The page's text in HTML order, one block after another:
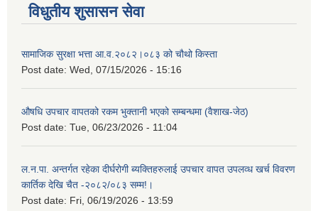
विधुतीय शुसासन सेवा
सामाजिक सुरक्षा भत्ता आ.व.२०८२।०८३ को चौथो किस्ता
Post date: Wed, 07/15/2026 - 15:16
औषधि उपचार वापतको रकम भुक्तानी भएको सम्बन्धमा (वैशाख-जेठ)
Post date: Tue, 06/23/2026 - 11:04
ल.न.पा. अन्तर्गत रहेका दीर्घरोगी ब्यक्तिहरुलाई उपचार वापत उपलव्ध खर्च विवरण
कार्तिक देखि चैत -२०८२/०८३ सम्म!।
Post date: Fri, 06/19/2026 - 13:59